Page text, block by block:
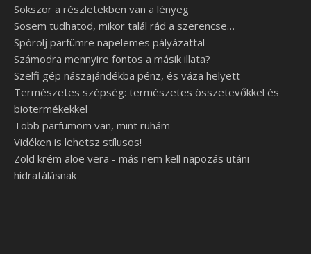
Sokszor a részletekben van a lényeg
Sosem tudhatod, mikor talál rád a szerencse…
Spórolj parfümre napelemes pályázattal
Számodra mennyire fontos a másik illata?
Szelfi gép nászajándékba pénz, és váza helyett
Természetes szépség: természetes összetevőkkel és
biotermékekkel
Több parfümöm van, mint ruhám
Vidéken is lehetsz stílusos!
Zöld krém aloe vera - más nem kell napozás utáni
hidratálásnak